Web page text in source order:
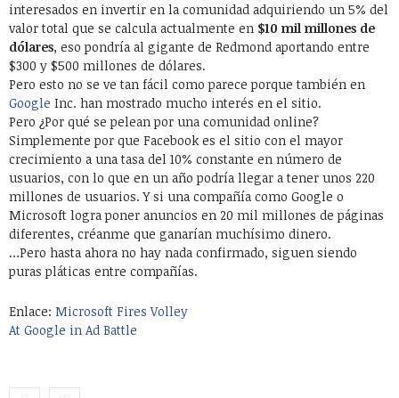
interesados en invertir en la comunidad adquiriendo un 5% del
valor total que se calcula actualmente en $10 mil millones de
dólares, eso pondría al gigante de Redmond aportando entre
$300 y $500 millones de dólares.
Pero esto no se ve tan fácil como parece porque también en
Google Inc. han mostrado mucho interés en el sitio.
Pero ¿Por qué se pelean por una comunidad online?
Simplemente por que Facebook es el sitio con el mayor
crecimiento a una tasa del 10% constante en número de
usuarios, con lo que en un año podría llegar a tener unos 220
millones de usuarios. Y si una compañía como Google o
Microsoft logra poner anuncios en 20 mil millones de páginas
diferentes, créanme que ganarían muchísimo dinero.
…Pero hasta ahora no hay nada confirmado, siguen siendo
puras pláticas entre compañías.
Enlace: Microsoft Fires Volley
At Google in Ad Battle